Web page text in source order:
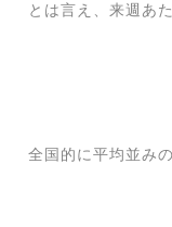
とは言え、来週あ
全国的に平均並み